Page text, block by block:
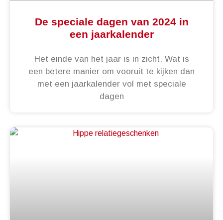
De speciale dagen van 2024 in
een jaarkalender
Het einde van het jaar is in zicht. Wat is
een betere manier om vooruit te kijken dan
met een jaarkalender vol met speciale
dagen